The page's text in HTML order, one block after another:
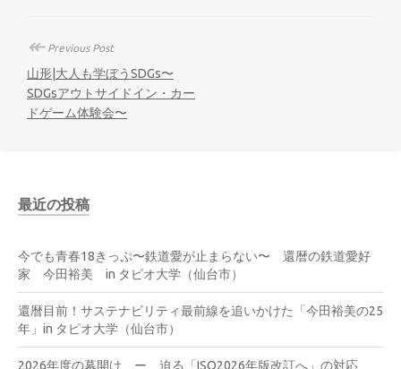
↞Previous Post
山形|大人も学ぼうSDGs〜
SDGsアウトサイドイン・カー
ドゲーム体験会〜
最近の投稿
今でも青春18きっぷ〜鉄道愛が止まらない〜 還暦の鉄道愛好
家 今田裕美 in タピオ大学（仙台市）
還暦目前！サステナビリティ最前線を追いかけた「今田裕美の25
年」in タピオ大学（仙台市）
2026年度の幕開け ー 迫る「ISO2026年版改訂へ」の対応